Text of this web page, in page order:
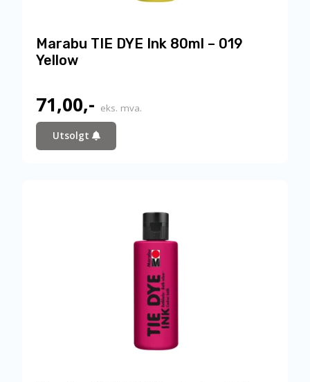
Marabu TIE DYE Ink 80ml – 019
Yellow
71,00,- eks. mva.
Utsolgt